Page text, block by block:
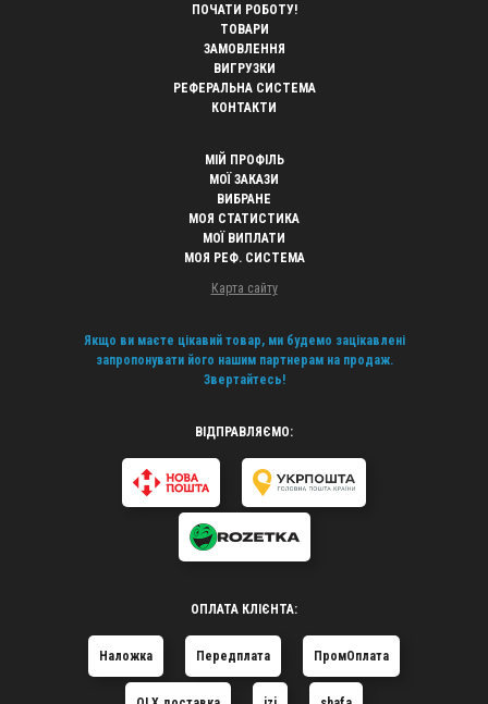
ПОЧАТИ РОБОТУ!
ТОВАРИ
ЗАМОВЛЕННЯ
ВИГРУЗКИ
РЕФЕРАЛЬНА СИСТЕМА
КОНТАКТИ
МІЙ ПРОФІЛЬ
МОЇ ЗАКАЗИ
ВИБРАНЕ
МОЯ СТАТИСТИКА
МОЇ ВИПЛАТИ
МОЯ РЕФ. СИСТЕМА
Карта сайту
Якщо ви маєте цікавий товар, ми будемо зацікавлені
запропонувати його нашим партнерам на продаж.
Звертайтесь!
ВІДПРАВЛЯЄМО:
ОПЛАТА КЛІЄНТА:
Наложка Передплата ПромОплата